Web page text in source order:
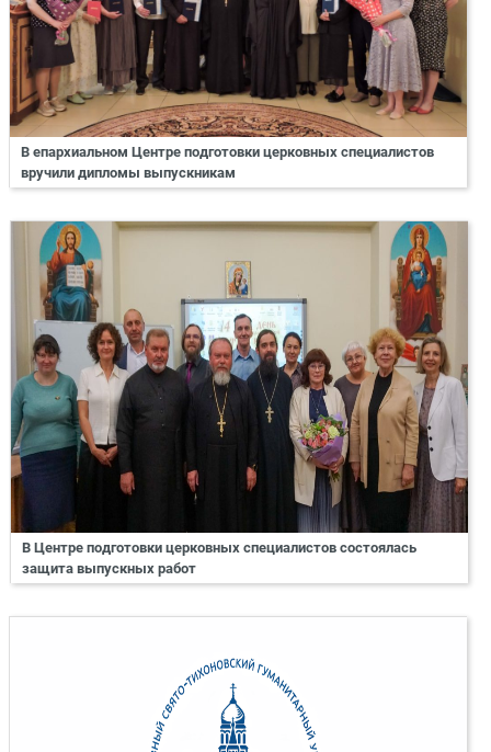
В епархиальном Центре подготовки церковных специалистов
вручили дипломы выпускникам
В Центре подготовки церковных специалистов состоялась
защита выпускных работ